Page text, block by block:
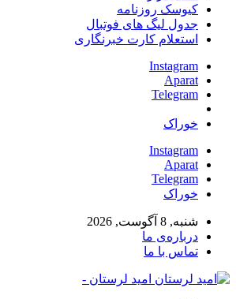
کیوسک روزنامه
جدول لیگ های فوتبال
استعلام کارت خبرنگاری
Instagram
Aparat
Telegram
خوراک
Instagram
Aparat
Telegram
خوراک
شنبه, 8 آگوست, 2026
درباره‌ی ما
تماس با ما
امید لرستان -